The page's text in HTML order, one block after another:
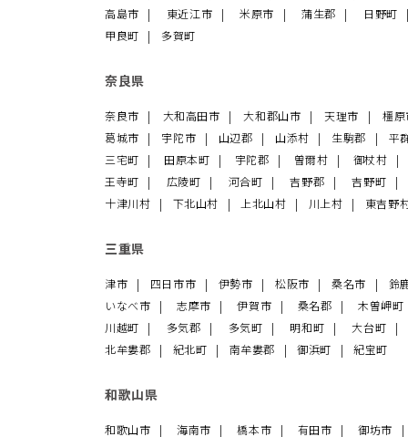
高島市
東近江市 米原市 蒲生郡 日野町
甲良町
多賀町
奈良県
奈良市 大和高田市 大和郡山市 天理市 橿原
葛城市
宇陀市 山辺郡 山添村 生駒郡 平
三宅町
田原本町 宇陀郡 曽爾村 御杖村
王寺町
広陵町 河合町 吉野郡 吉野町
十津川村
下北山村 上北山村 川上村 東吉野
三重県
津市 四日市市 伊勢市 松阪市 桑名市 鈴
いなべ市
志摩市 伊賀市 桑名郡 木曽岬町
川越町
多気郡 多気町 明和町 大台町
北牟婁郡
紀北町 南牟婁郡 御浜町 紀宝町
和歌山県
和歌山市 海南市 橋本市 有田市 御坊市